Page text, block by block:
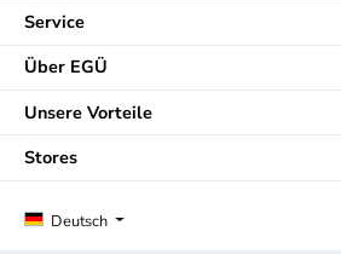
Service
Über EGÜ
Unsere Vorteile
Deutsch
Stores